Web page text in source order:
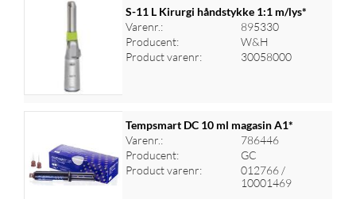
Log ind for at se priser
S-11 L Kirurgi håndstykke 1:1 m/lys*
Varenr.:
895330
Producent:
W&H
Product varenr:
30058000
Log ind for at se priser
Tempsmart DC 10 ml magasin A1*
Varenr.:
786446
Producent:
GC
Product varenr:
012766 /
10001469